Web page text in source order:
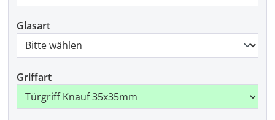
Glasart
Griffart